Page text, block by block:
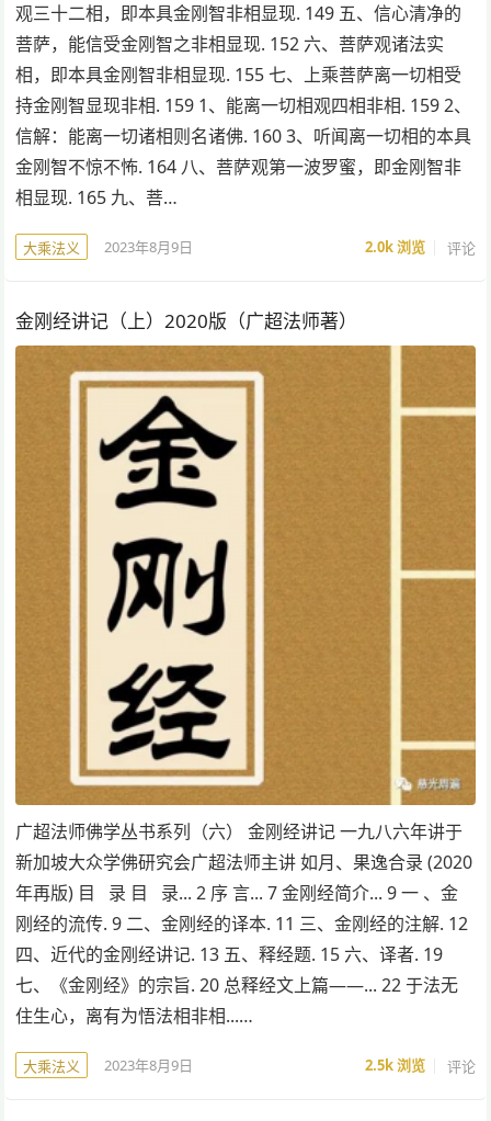
观三十二相，即本具金刚智非相显现. 149 五、信心清净的
菩萨，能信受金刚智之非相显现. 152 六、菩萨观诸法实
相，即本具金刚智非相显现. 155 七、上乘菩萨离一切相受
持金刚智显现非相. 159 1、能离一切相观四相非相. 159 2、
信解：能离一切诸相则名诸佛. 160 3、听闻离一切相的本具
金刚智不惊不怖. 164 八、菩萨观第一波罗蜜，即金刚智非
相显现. 165 九、菩…
大乘法义 2023年8月9日 2.0k浏览 评论
金刚经讲记（上）2020版（广超法师著）
广超法师佛学丛书系列（六） 金刚经讲记 一九八六年讲于
新加坡大众学佛研究会广超法师主讲 如月、果逸合录 (2020
年再版) 目 录 目 录... 2 序 言... 7 金刚经简介... 9 一 、金
刚经的流传. 9 二、金刚经的译本. 11 三、金刚经的注解. 12
四、近代的金刚经讲记. 13 五、释经题. 15 六、译者. 19
七、《金刚经》的宗旨. 20 总释经文上篇——... 22 于法无
住生心，离有为悟法相非相...…
大乘法义 2023年8月9日 2.5k浏览 评论